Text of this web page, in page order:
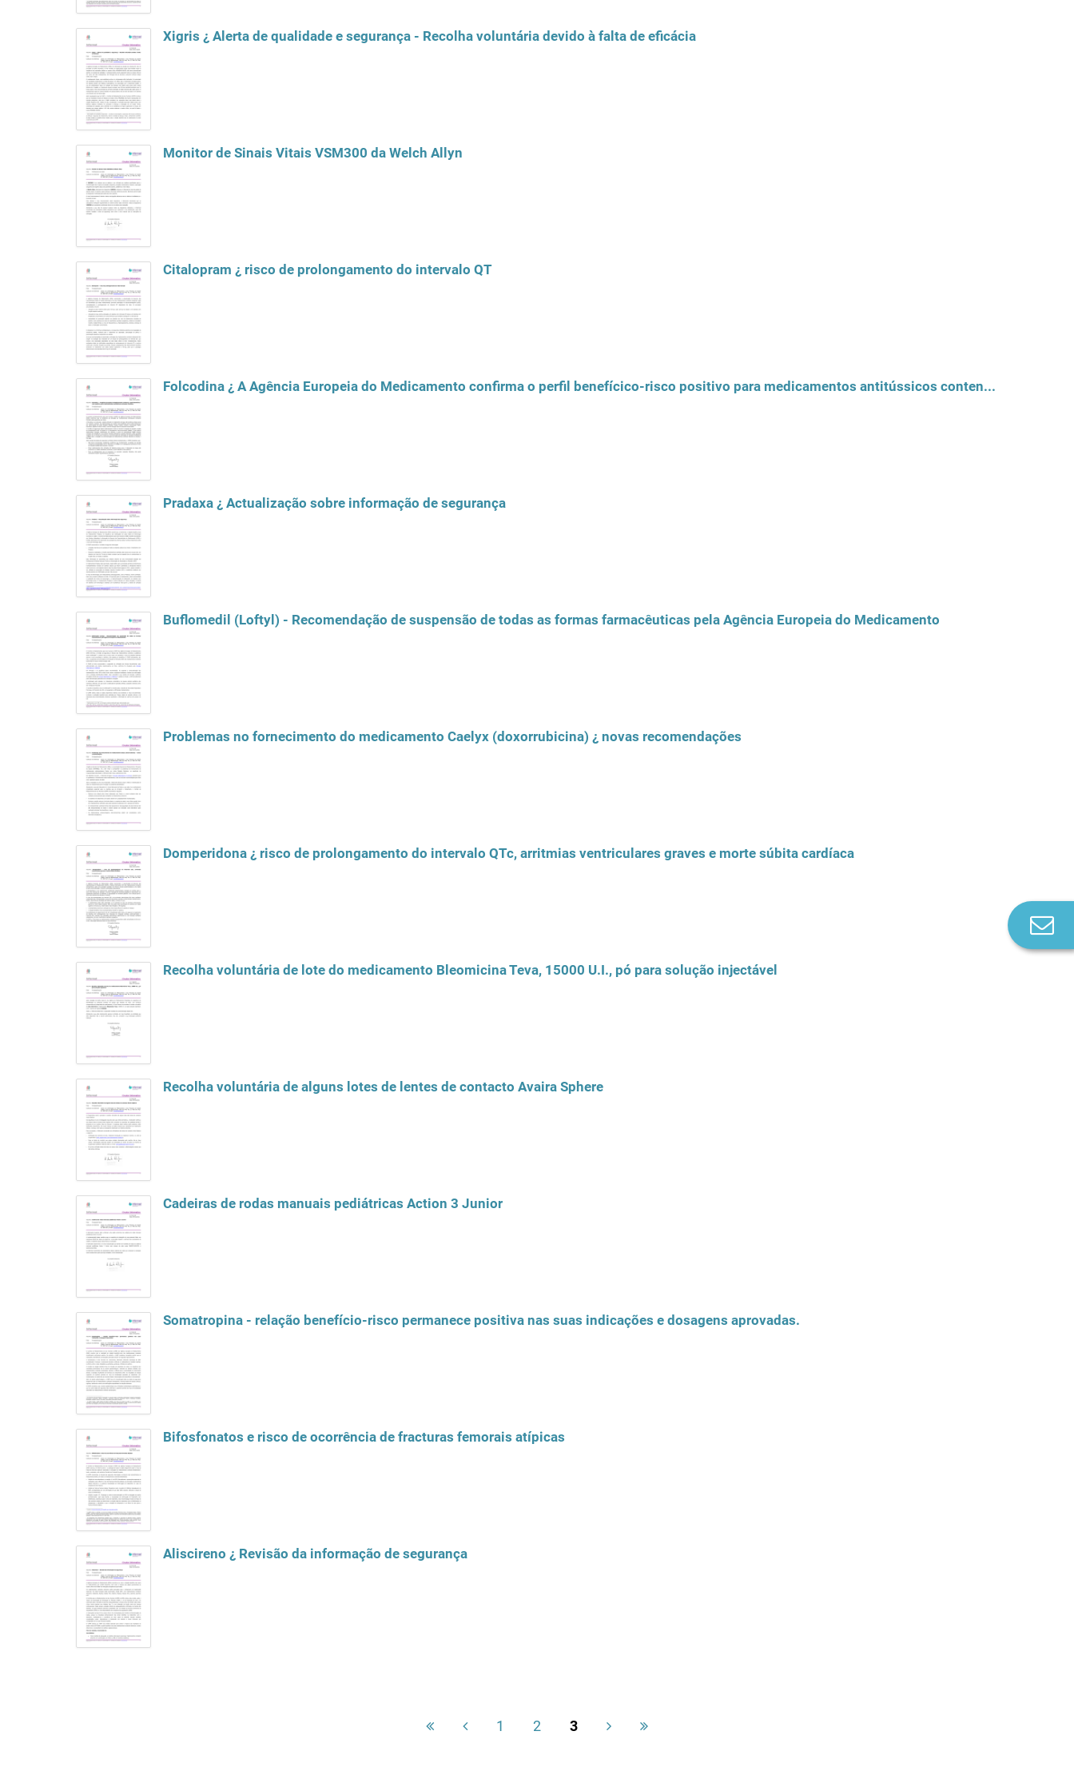
Xigris ¿ Alerta de qualidade e segurança - Recolha voluntária devido à falta de eficácia
Monitor de Sinais Vitais VSM300 da Welch Allyn
Citalopram ¿ risco de prolongamento do intervalo QT
Folcodina ¿ A Agência Europeia do Medicamento confirma o perfil benefícico-risco positivo para medicamentos antitússicos contendo folcodina
Pradaxa ¿ Actualização sobre informação de segurança
Buflomedil (Loftyl) - Recomendação de suspensão de todas as formas farmacêuticas pela Agência Europeia do Medicamento
Problemas no fornecimento do medicamento Caelyx (doxorrubicina) ¿ novas recomendações
Domperidona ¿ risco de prolongamento do intervalo QTc, arritmias ventriculares graves e morte súbita cardíaca
Recolha voluntária de lote do medicamento Bleomicina Teva, 15000 U.I., pó para solução injectável
Recolha voluntária de alguns lotes de lentes de contacto Avaira Sphere
Cadeiras de rodas manuais pediátricas Action 3 Junior
Somatropina - relação benefício-risco permanece positiva nas suas indicações e dosagens aprovadas.
Bifosfonatos e risco de ocorrência de fracturas femorais atípicas
Aliscireno ¿ Revisão da informação de segurança
1 2 3